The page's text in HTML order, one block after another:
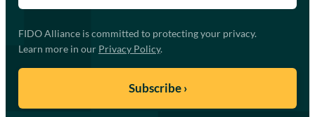
FIDO Alliance is committed to protecting your privacy.
Learn more in our Privacy Policy.